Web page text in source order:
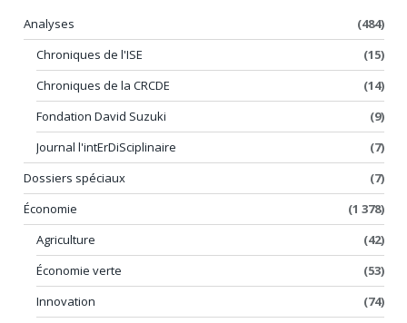
Analyses
(484)
Chroniques de l'ISE
(15)
Chroniques de la CRCDE
(14)
Fondation David Suzuki
(9)
Journal l'intErDiSciplinaire
(7)
Dossiers spéciaux
(7)
Économie
(1 378)
Agriculture
(42)
Économie verte
(53)
Innovation
(74)